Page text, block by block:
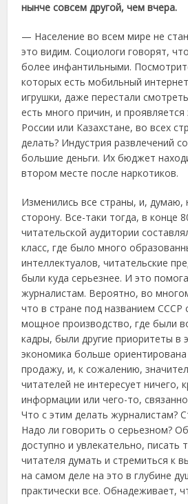
нынче совсем другой, чем вчера.
— Население во всем мире не
это видим. Социологи говорят,
более инфантильными.
которых есть мобильный
игрушки, даже перестали
есть много причин, и
России или Казахстане, во всех
делать? Индустрия развлечений
большие деньги. Их бюджет
втором месте после наркотиков.
Изменились все страны, и, думаю,
сторону. Все-таки тогда, в конце
читательской аудитории
класс, где было много
интеллектуалов, читательские
были куда серьезнее. И это
журналистам. Вероятно, во
что в стране под названием СССР
мощное производство, где были
кадры, были другие приоритеты в
экономика больше
продажу, и, к сожалению,
читателей не интересует ничего,
информации или чего-то,
Что с этим делать журналистам?
Надо ли говорить о серьезном?
доступно и увлекательно, писать
читателя думать и стремиться к
на самом деле на это в глубине
практически все. Обнадеживает,